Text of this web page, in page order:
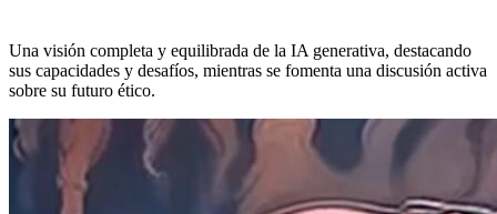
Una visión completa y equilibrada de la IA generativa, destacando
sus capacidades y desafíos, mientras se fomenta una discusión activa
sobre su futuro ético.